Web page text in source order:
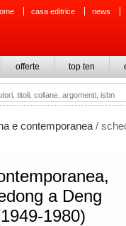
casa editrice news
offerte top ten
e contemporanea /
a Deng
1980)